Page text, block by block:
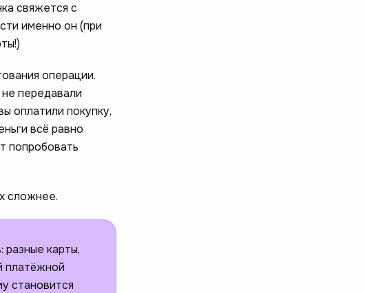
свяжется с
именно он (при
операции.
передавали
оплатили покупку,
всё равно
попробовать
сложнее.
карты,
платёжной
становится